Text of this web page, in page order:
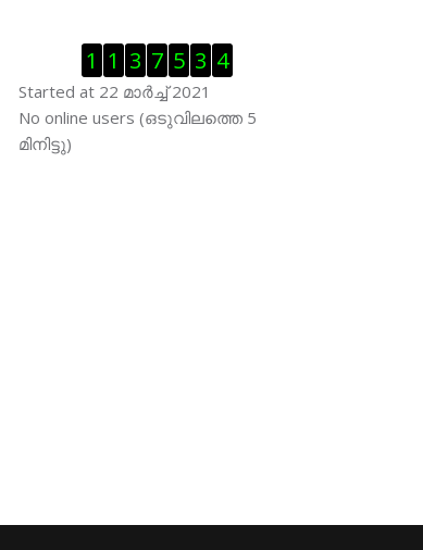
Skip Visitor Counter
1 1 3 7 5 3 4
Started at 22 മാര്‍ച്ച് 2021
Skip ഓണ്‍ലയിന്‍ ഉപഭൊക്താക്കള്‍
No online users (ഒടുവിലത്തെ 5
മിനിട്ടു)